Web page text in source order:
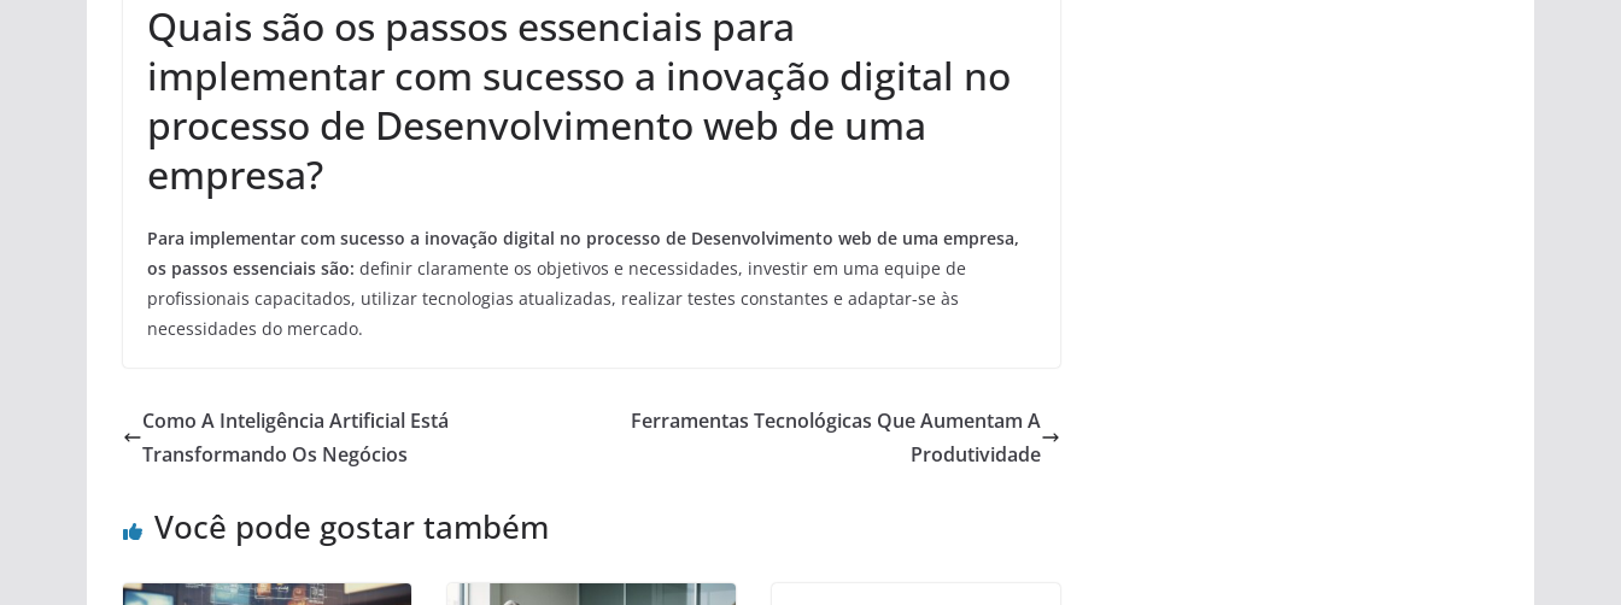
Quais são os passos essenciais para
implementar com sucesso a inovação digital no
processo de Desenvolvimento web de uma
empresa?
Para implementar com sucesso a inovação digital no processo de Desenvolvimento web de uma empresa,
os passos essenciais são: definir claramente os objetivos e necessidades, investir em uma equipe de
profissionais capacitados, utilizar tecnologias atualizadas, realizar testes constantes e adaptar-se às
necessidades do mercado.
Como A Inteligência Artificial Está
Transformando Os Negócios
Ferramentas Tecnológicas Que Aumentam A
Produtividade
Você pode gostar também